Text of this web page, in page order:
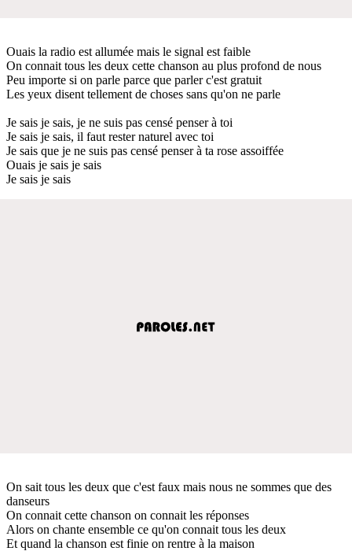
Ouais la radio est allumée mais le signal est faible
On connait tous les deux cette chanson au plus profond de nous
Peu importe si on parle parce que parler c'est gratuit
Les yeux disent tellement de choses sans qu'on ne parle
Je sais je sais, je ne suis pas censé penser à toi
Je sais je sais, il faut rester naturel avec toi
Je sais que je ne suis pas censé penser à ta rose assoiffée
Ouais je sais je sais
Je sais je sais
On sait tous les deux que c'est faux mais nous ne sommes que des
danseurs
On connait cette chanson on connait les réponses
Alors on chante ensemble ce qu'on connait tous les deux
Et quand la chanson est finie on rentre à la maison